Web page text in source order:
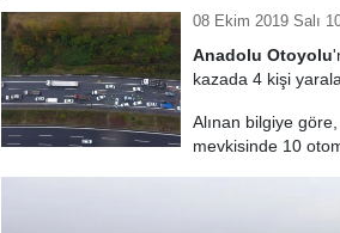
08 Ekim 2019 Salı
Anadolu Otoyolu
kazada 4 kişi
Alınan bilgiye
mevkisinde 10